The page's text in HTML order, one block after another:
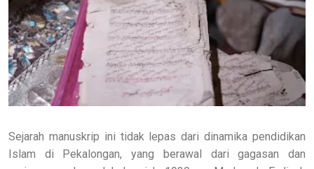
Sejarah manuskrip ini tidak lepas dari dinamika pendidikan
Islam di Pekalongan, yang berawal dari gagasan dan